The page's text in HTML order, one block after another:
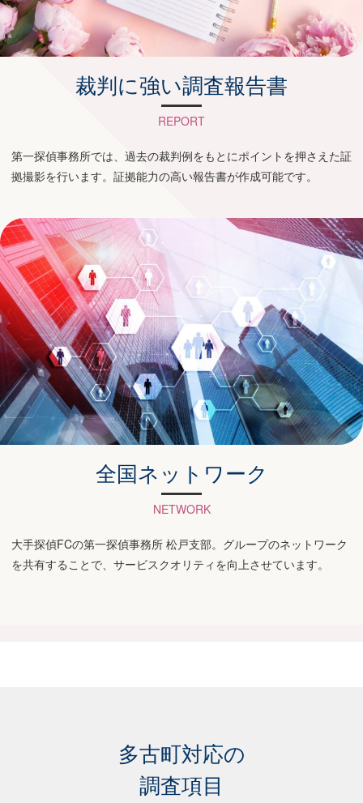
裁判に強い調査報告書
REPORT
第一探偵事務所では、過去の裁判例をもとにポイントを押さえた証
拠撮影を行います。証拠能力の高い報告書が作成可能です。
全国ネットワーク
NETWORK
大手探偵FCの第一探偵事務所 松戸支部。グループのネットワーク
を共有することで、サービスクオリティを向上させています。
多古町対応の
調査項目